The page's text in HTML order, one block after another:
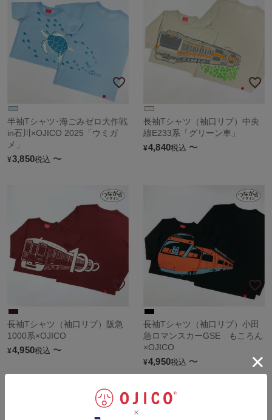
半袖Tシャツ･海ごみゼロ大作戦
in石川×OJICO 2025「ウミガ
メ」
¥3,850税込 〜
長袖Tシャツ（袖口リブ）中央
線E233系「グリーン車」
¥4,840税込 〜
長袖Tシャツ（袖口リブ）阪急
1000系×OJICO
¥4,950税込 〜
長袖Tシャツ（袖口リブ）小田
急ロマンスカーGSE もころん
×OJICO
¥4,950税込 〜